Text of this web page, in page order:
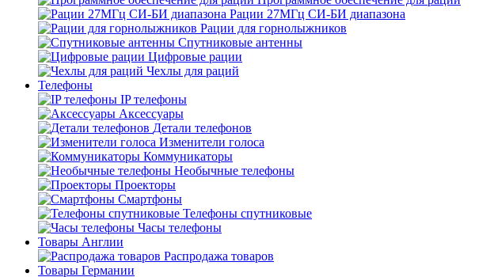
Рации 27МГц СИ-БИ диапазона
Рации для горнолыжников
Спутниковые антенны
Цифровые рации
Чехлы для раций
Телефоны
IP телефоны
Аксессуары
Детали телефонов
Изменители голоса
Коммуникаторы
Необычные телефоны
Проекторы
Смартфоны
Телефоны спутниковые
Часы телефоны
Товары Англии
Распродажа товаров
Товары Германии